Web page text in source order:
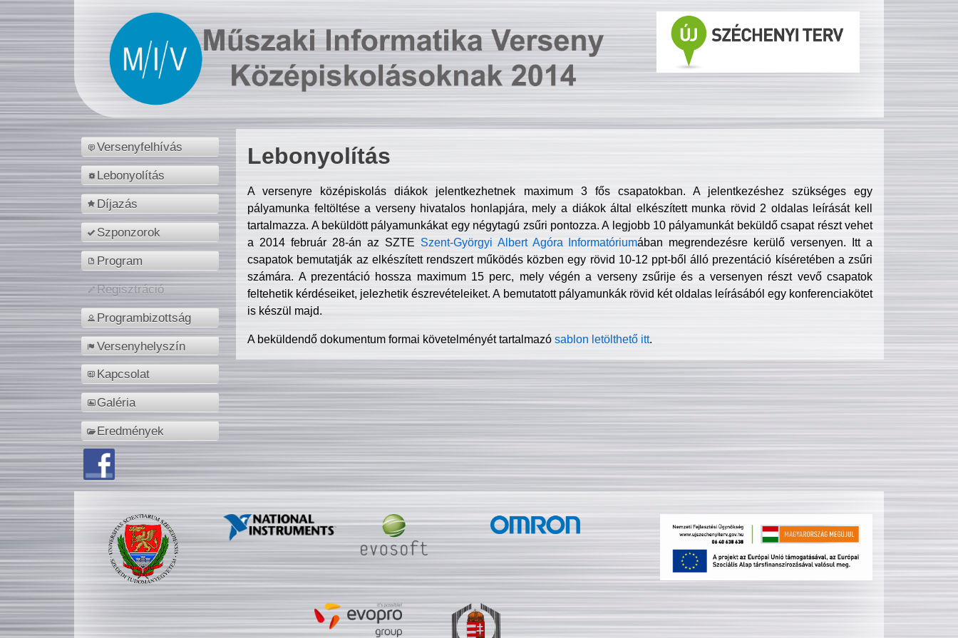
Versenyfelhívás
Lebonyolítás
Díjazás
Szponzorok
Program
Regisztráció
Programbizottság
Versenyhelyszín
Kapcsolat
Galéria
Eredmények
Lebonyolítás
A versenyre középiskolás diákok jelentkezhetnek maximum 3 fős csapatokban. A jelentkezéshez szükséges egy
pályamunka feltöltése a verseny hivatalos honlapjára, mely a diákok által elkészített munka rövid 2 oldalas leírását kell
tartalmazza. A beküldött pályamunkákat egy négytagú zsűri pontozza. A legjobb 10 pályamunkát beküldő csapat részt vehet
a 2014 február 28-án az SZTE Szent-Györgyi Albert Agóra Informatóriumában megrendezésre kerülő versenyen. Itt a
csapatok bemutatják az elkészített rendszert működés közben egy rövid 10-12 ppt-ből álló prezentáció kíséretében a zsűri
számára. A prezentáció hossza maximum 15 perc, mely végén a verseny zsűrije és a versenyen részt vevő csapatok
feltehetik kérdéseiket, jelezhetik észrevételeiket. A bemutatott pályamunkák rövid két oldalas leírásából egy konferenciakötet
is készül majd.
A beküldendő dokumentum formai követelményét tartalmazósablon letölthető itt.